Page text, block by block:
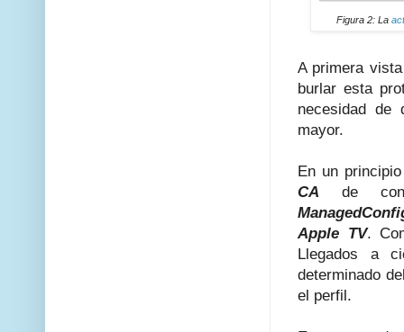
Figura 2: La
A primera
burlar esta
necesidad de
mayor.
En un
CA de
Apple TV.
Llegados a
determinado
el perfil.